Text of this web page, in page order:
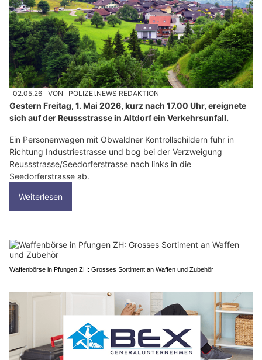
02.05.26 VON POLIZEI.NEWS REDAKTION
Gestern Freitag, 1. Mai 2026, kurz nach 17.00 Uhr, ereignete
sich auf der Reussstrasse in Altdorf ein Verkehrsunfall.
Ein Personenwagen mit Obwaldner Kontrollschildern fuhr in
Richtung Industriestrasse und bog bei der Verzweigung
Reussstrasse/Seedorferstrasse nach links in die
Seedorferstrasse ab.
Weiterlesen
Waffenbörse in Pfungen ZH: Grosses Sortiment an Waffen und Zubehör